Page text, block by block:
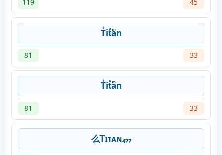
119 45
Tͥitͣaͫn
81 33
Tͥitͣaͫn
81 33
么Ꭲɪᴛᴀɴ₄₇₇